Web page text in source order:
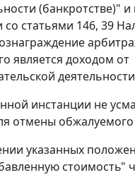
(банкротстве)" и
со статьями 146, 39
является доходом от
инстанции не
отмены
указанных
стоимость"